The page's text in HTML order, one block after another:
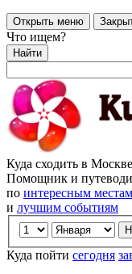
Открыть меню
Что ищем?
Найти
Куда сходить в
Помощник и
по интересным местам
и лучшим событиям
Куда пойти сегодня